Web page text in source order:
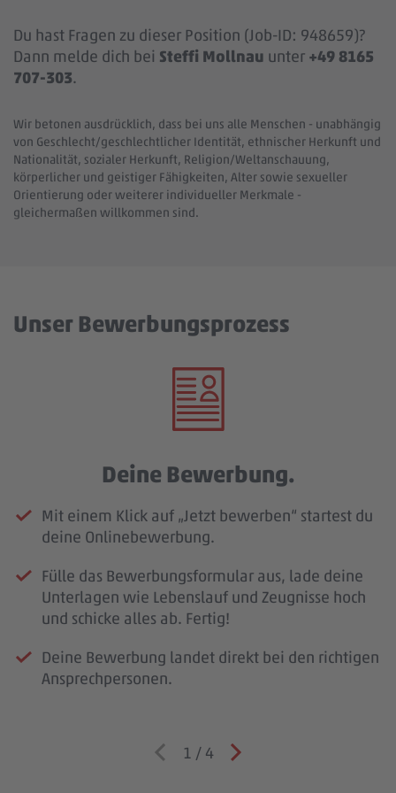
Du hast Fragen zu dieser Position (Job-ID: 948659)?
Dann melde dich bei Steffi Mollnau unter +49 8165
707-303.
Wir betonen ausdrücklich, dass bei uns alle Menschen - unabhängig
von Geschlecht/geschlechtlicher Identität, ethnischer Herkunft und
Nationalität, sozialer Herkunft, Religion/Weltanschauung,
körperlicher und geistiger Fähigkeiten, Alter sowie sexueller
Orientierung oder weiterer individueller Merkmale -
gleichermaßen willkommen sind.
Unser Bewerbungsprozess
Deine Bewerbung.
Mit einem Klick auf „Jetzt bewerben“ startest du
deine Onlinebewerbung.
Fülle das Bewerbungsformular aus, lade deine
Unterlagen wie Lebenslauf und Zeugnisse hoch
und schicke alles ab. Fertig!
Deine Bewerbung landet direkt bei den richtigen
Ansprechpersonen.
1 / 4